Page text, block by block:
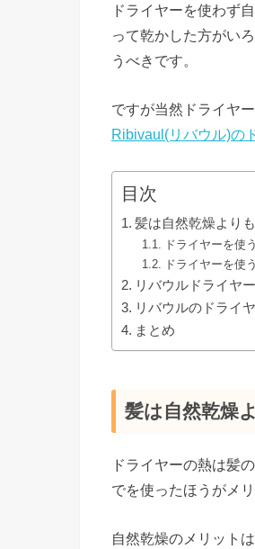
ドライヤーを使わず
って乾かした方がい
うべきです。
ですが当然ドライヤ
Ribivaul(リバウル)の
目次
髪は自然乾燥より
ドライヤーを使
ドライヤーを使
リバウルドライヤ
リバウルのドライ
まとめ
髪は自然乾燥
ドライヤーの熱は髪
でを使ったほうがメ
自然乾燥のメリット